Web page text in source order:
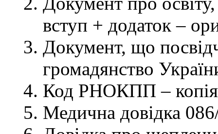
вступ + додаток –
Документ, що
громадянство
Код РНОКПП – копія
Медична довідка